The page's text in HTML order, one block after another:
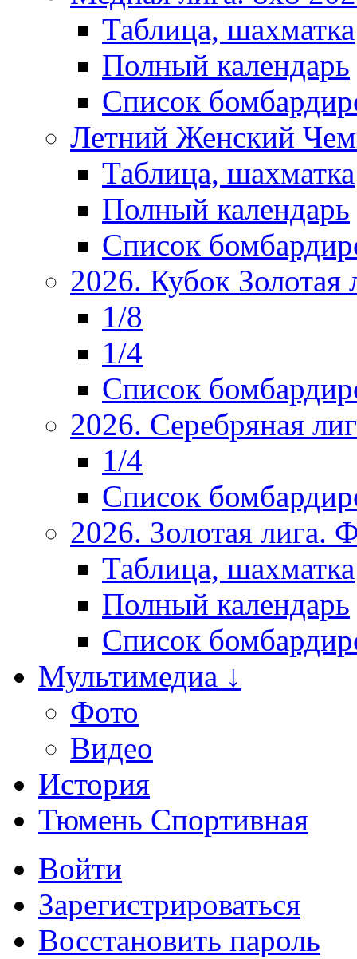
Таблица, шахматка
Полный календарь
Список
Летний Женский
Таблица, шахматка
Полный календарь
Список
2026. Кубок Золотая
1/8
1/4
Список
2026. Серебряная
1/4
Список
2026. Золотая
Таблица, шахматка
Полный календарь
Список
Мультимедиа ↓
Фото
Видео
История
Тюмень Спортивная
Войти
Зарегистрироваться
Восстановить пароль